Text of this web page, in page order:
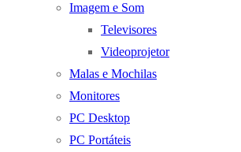
Imagem e Som
Televisores
Videoprojetor
Malas e Mochilas
Monitores
PC Desktop
PC Portáteis